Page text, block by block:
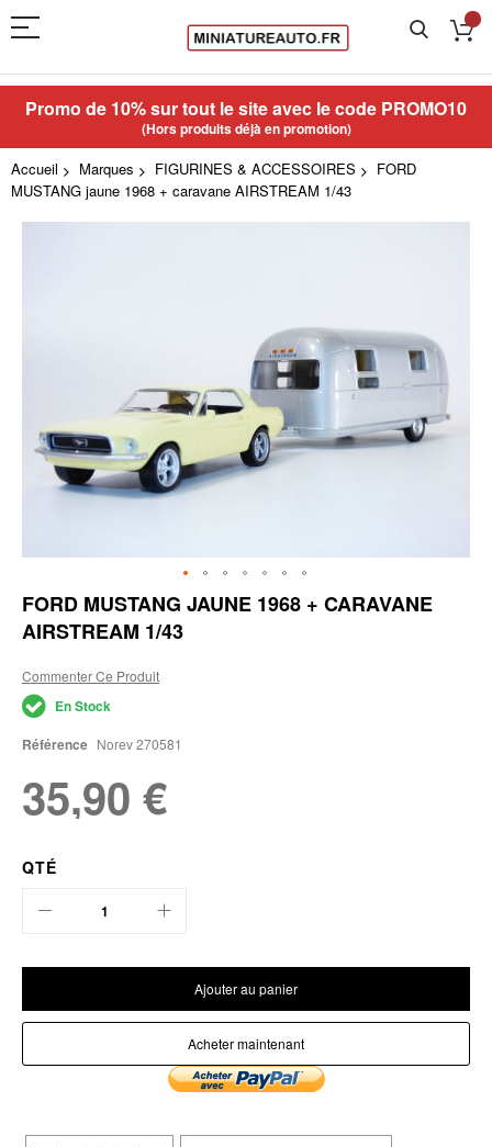
Promo de 10% sur tout le site avec le code PROMO10
(Hors produits déjà en promotion)
Accueil Marques FIGURINES & ACCESSOIRES
FORD
MUSTANG jaune 1968 + caravane AIRSTREAM 1/43
Skip
to
the
of
the
images
FORD MUSTANG JAUNE 1968 + CARAVANE
AIRSTREAM 1/43
Commenter Ce Produit
En Stock
Référence Norev 270581
35,90 €
QTÉ
Ajouter au panier
Acheter maintenant